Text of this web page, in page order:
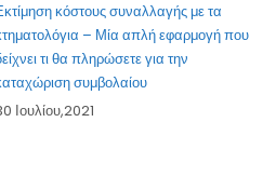
κόστους συναλλαγής με τα
– Μία απλή εφαρμογή που
τι θα πληρώσετε για την
συμβολαίου
Ιουλίου,2021